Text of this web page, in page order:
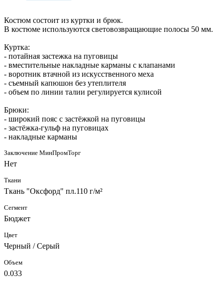
Костюм состоит из куртки и брюк.
В костюме используются световозвращающие полосы 50 мм.
Куртка:
- потайная застежка на пуговицы
- вместительные накладные карманы с клапанами
- воротник втачной из искусственного меха
- съемный капюшон без утеплителя
- объем по линии талии регулируется кулисой
Брюки:
- широкий пояс с застёжкой на пуговицы
- застёжка-гульф на пуговицах
- накладные карманы
Заключение МинПромТорг
Нет
Ткани
Ткань "Оксфорд" пл.110 г/м²
Сегмент
Бюджет
Цвет
Черный / Серый
Объем
0.033